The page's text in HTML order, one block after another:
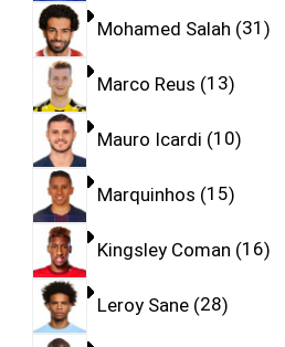
Mohamed Salah 31
Marco Reus 13
Mauro Icardi 10
Marquinhos 15
Kingsley Coman 16
Leroy Sane 28